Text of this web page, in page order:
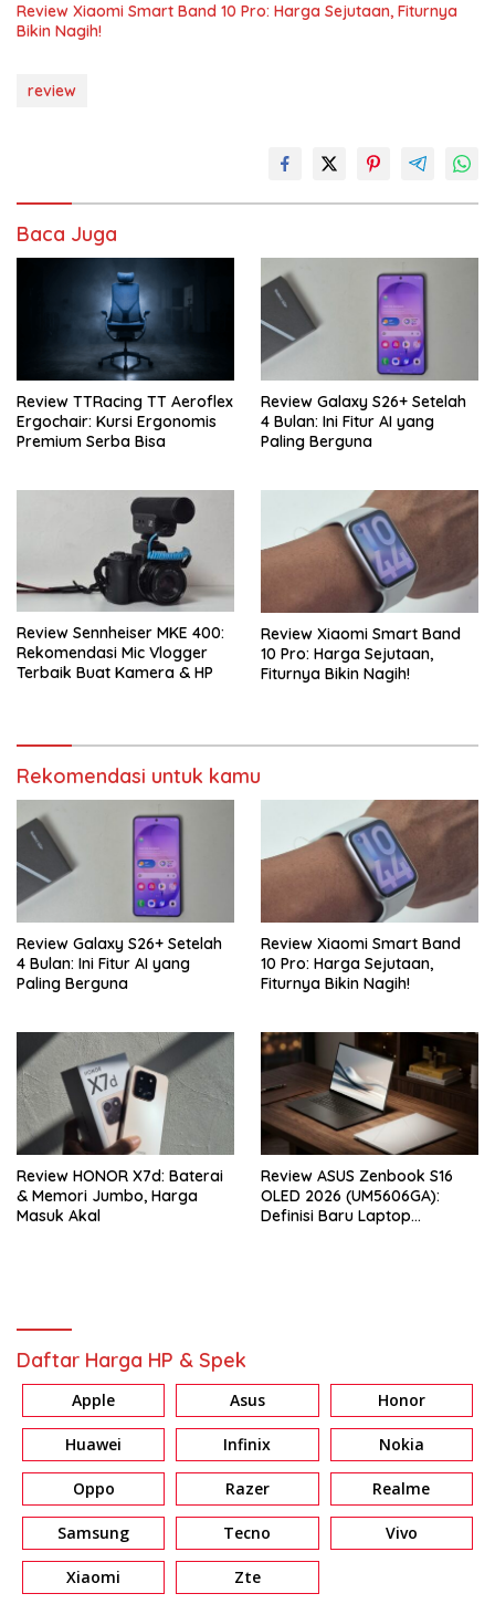
Review Xiaomi Smart Band 10 Pro: Harga Sejutaan, Fiturnya
Bikin Nagih!
review
Baca Juga
Review TTRacing TT Aeroflex
Ergochair: Kursi Ergonomis
Premium Serba Bisa
Review Galaxy S26+ Setelah
4 Bulan: Ini Fitur AI yang
Paling Berguna
Review Sennheiser MKE 400:
Rekomendasi Mic Vlogger
Terbaik Buat Kamera & HP
Review Xiaomi Smart Band
10 Pro: Harga Sejutaan,
Fiturnya Bikin Nagih!
Rekomendasi untuk kamu
Review Galaxy S26+ Setelah
4 Bulan: Ini Fitur AI yang
Paling Berguna
Review Xiaomi Smart Band
10 Pro: Harga Sejutaan,
Fiturnya Bikin Nagih!
Review HONOR X7d: Baterai
& Memori Jumbo, Harga
Masuk Akal
Review ASUS Zenbook S16
OLED 2026 (UM5606GA):
Definisi Baru Laptop
Daftar Harga HP & Spek
Apple Asus Honor
Huawei Infinix Nokia
Oppo Razer Realme
Samsung Tecno Vivo
Xiaomi Zte